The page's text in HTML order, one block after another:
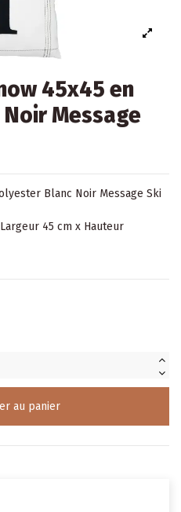
45x45 en
Message
Blanc Noir Message Ski
45 cm x Hauteur
au panier